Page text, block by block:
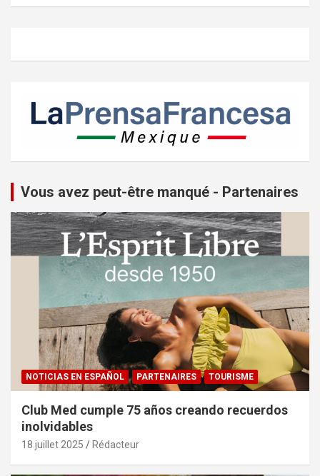
Vous avez peut-être manqué - Partenaires
NOTICIAS EN ESPAÑOL PARTENAIRES TOURISME
Club Med cumple 75 años creando recuerdos
inolvidables
18 juillet 2025 Rédacteur